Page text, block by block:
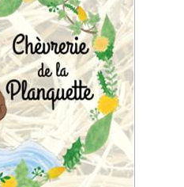
fressinoises